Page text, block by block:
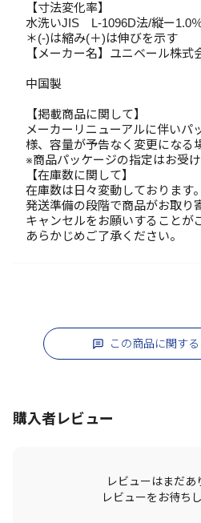
【寸法変化率】
水洗いJIS L-1096D法/縦ー1.0
＊(-)は縮み(＋)は伸びを示す
【メーカー名】ユニベール株式
中国製
【掲載商品に関して】
メーカーリニューアルに伴いパ
様、容量が予告なく変更になる
※商品パッケージの指定はお受け
【在庫数に関して】
在庫数は日々変動しております。
発送準備の段階で商品がお取り
キャンセルをお願いすることが
あらかじめご了承ください。
この商品に関す
購入者レビュー
レビューはまだあ
レビューをお待ち